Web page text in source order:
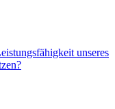
unseres